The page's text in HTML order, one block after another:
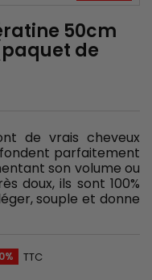
50cm
de
de vrais cheveux
parfaitement
son volume ou
doux, ils sont 100%
souple et donne
TTC